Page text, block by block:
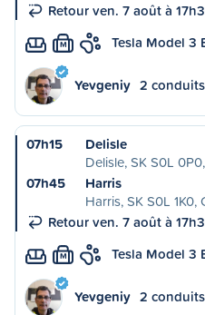
Retour ven. 7 août à
M Tesla Model 3
Yevgeniy 2 conduits
07h15
Delisle
Delisle, SK S0L
07h45
Harris
Harris, SK S0L 1K0,
Retour ven. 7 août à
M Tesla Model 3
Yevgeniy 2 conduits